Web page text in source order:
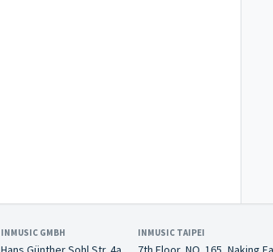
INMUSIC GMBH INMUSIC TAIPEI